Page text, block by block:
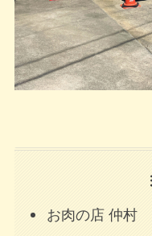
お肉の店 仲村